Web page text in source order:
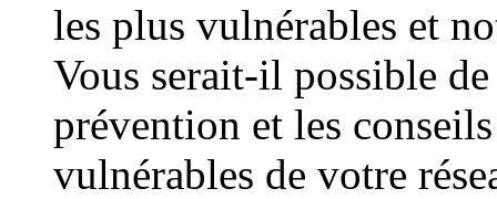
les plus vulnérables et
Vous serait-il possible
prévention et les
vulnérables de votre